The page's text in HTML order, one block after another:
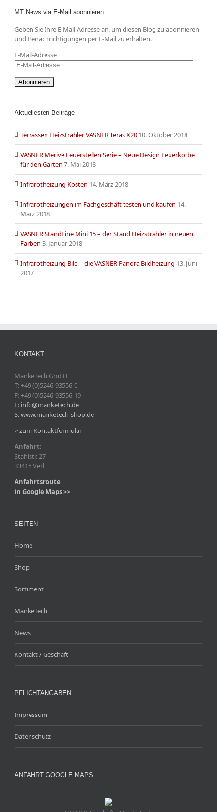
MT News via E-Mail abonnieren
Geben Sie Ihre E-Mail-Adresse an, um diesen Blog zu abonnieren
und Benachrichtigungen per E-Mail zu erhalten.
E-Mail-Adresse
Aktuellesten Beiträge
Terrassen Heizstrahler VASNER Teras X20 10. Oktober 2018
VASNER Merive Feuerstellen Serie – Neue Design Feuerkörbe
für den Garten 7. Mai 2018
Infrarotheizung Kosten 14. März 2018
Infrarotheizungen im Fachgeschäft testen und kaufen 14.
März 2018
VASNER StandLine Mini 15 – der Stand Heizstrahler in neuen
Farben 3. Januar 2018
Infrarotheizung Bild – die VASNER Panora Bildheizung 13. Juni
2017
KONTAKT
MankeTech GmbH
T: +49 (0)5246-93556-0
F: +49 (0)5246-93556-19
E: info@manketech.de
S: www.manketech-shop.de
> zum Kontaktformular
Anfahrt:
Stahlstr. 27
33415 Verl
Anfahrtsroute
in Google Maps >>
SEITEN
Home
Shop
Sortiment
MankeTech
News
Kontakt / Geschäft
PFLICHTANGABEN
Impressum
Datenschutz
ANFAHRT GOOGLE MAPS: